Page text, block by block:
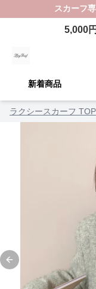
スカーフ
5,000
新着商品
ラクシースカーフ TOP
Previous slide